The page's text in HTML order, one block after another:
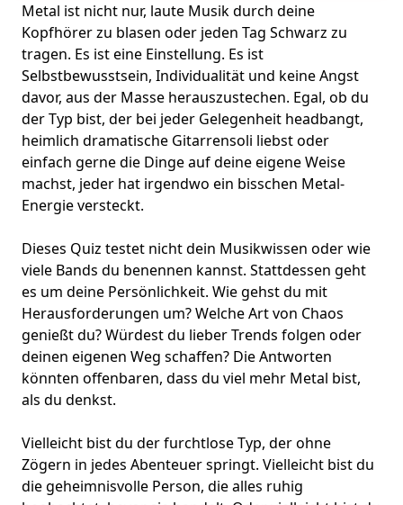
Metal ist nicht nur, laute Musikdurch deine
Kopfhörer zu blasen oder jeden Tag Schwarz zu
tragen. Es ist eine Einstellung. Es ist
Selbstbewusstsein, Individualität und keine Angst
davor, aus der Masse herauszustechen. Egal, ob du
der Typ bist, der bei jeder Gelegenheit headbangt,
heimlich dramatische Gitarrensoli liebst oder
einfach gerne die Dinge auf deine eigene Weise
machst, jeder hat irgendwo ein bisschen Metal-
Energie versteckt.
Dieses Quiz testet nicht dein Musikwissen oder wie
viele Bands du benennen kannst. Stattdessen geht
es um deine Persönlichkeit. Wie gehst du mit
Herausforderungen um? Welche Art von Chaos
genießt du? Würdest du lieber Trends folgen oder
deinen eigenen Weg schaffen? Die Antworten
könnten offenbaren, dass du viel mehr Metal bist,
als du denkst.
Vielleicht bist du der furchtlose Typ, der ohne
Zögern in jedes Abenteuer springt. Vielleicht bist du
die geheimnisvolle Person, die alles ruhig